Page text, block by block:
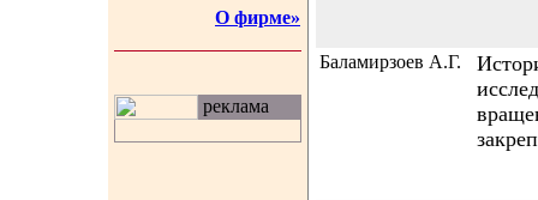
О фирме»
реклама
Баламирзоев А.Г.